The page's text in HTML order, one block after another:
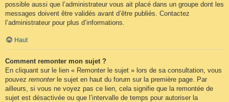
possible aussi que l’administrateur vous ait placé dans un groupe dont les
messages doivent être validés avant d’être publiés. Contactez
l’administrateur pour plus d’informations.
Haut
Comment remonter mon sujet ?
En cliquant sur le lien « Remonter le sujet » lors de sa consultation, vous
pouvez remonterle sujet en haut du forum sur la première page. Par
ailleurs, si vous ne voyez pas ce lien, cela signifie que la remontée de
sujet est désactivée ou que l’intervalle de temps pour autoriser la